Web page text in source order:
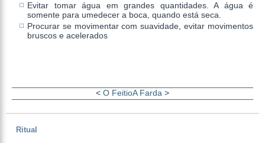
Evitar tomar água em grandes quantidades. A água é
somente para umedecer a boca, quando está seca.
Procurar se movimentar com suavidade, evitar movimentos
bruscos e acelerados
< O FeitioA Farda >
Ritual